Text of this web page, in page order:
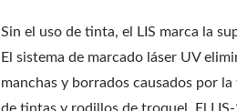
Sin el uso de tinta, el LIS marca la
El sistema de marcado láser UV
manchas y borrados causados por